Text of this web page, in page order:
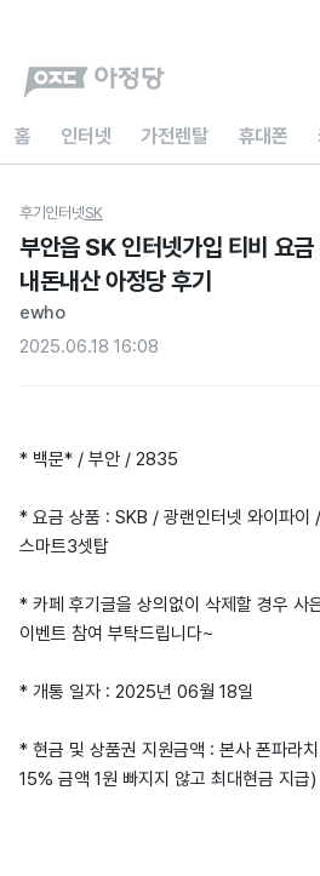
홈 인터넷 가전렌탈 휴대폰
후기 인터넷SK
부안읍 SK 인터넷가입 티비 요
내돈내산 아정당 후기
ewho
2025.06.18 16:08
* 백문* / 부안 / 2835
* 요금 상품 : SKB / 광랜인터넷 와이파이
스마트3셋탑
* 카페 후기글을 상의없이 삭제할 경우 사
이벤트 참여 부탁드립니다~
* 개통 일자 : 2025년 06월 18일
* 현금 및 상품권 지원금액 : 본사 폰파라
15% 금액 1원 빠지지 않고 최대현금 지급)